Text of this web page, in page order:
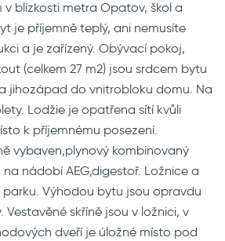
v blízkosti metra Opatov, škol a
je příjemně teplý, ani nemusíte
a je zařízený. Obývací pokoj,
(celkem 27 m2) jsou srdcem bytu
jihozápad do vnitrobloku domu. Na
Lodžie je opatřena sítí kvůli
k příjemnému posezení.
vybaven,plynový kombinovaný
nádobí AEG,digestoř. Ložnice a
Výhodou bytu jsou opravdu
Vestavěné skříně jsou v ložnici, v
dveří je úložné místo pod